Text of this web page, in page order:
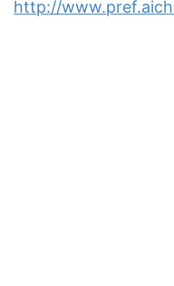
http://